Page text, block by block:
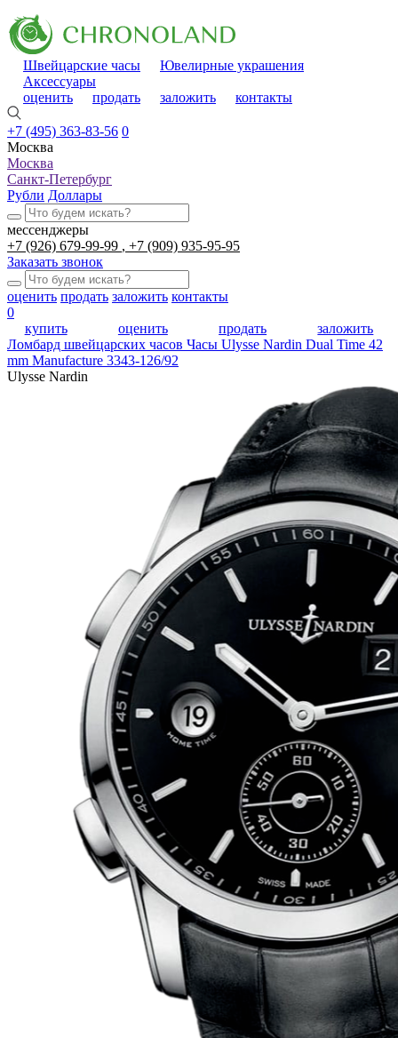
Швейцарские часы
Ювелирные украшения
Аксессуары
оценить
продать заложить контакты
+7 (495) 363-83-56 0
Москва
Москва
Санкт-Петербург
Рубли Доллары
мессенджеры
+7 (926) 679-99-99
+7 (909) 935-95-95
Заказать звонок
оценить продать заложить контакты
0
купить
оценить продать
заложить
Ломбард швейцарских часов Часы Ulysse Nardin Dual Time 42
mm Manufacture 3343-126/92
Ulysse Nardin